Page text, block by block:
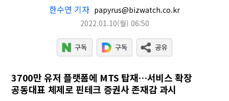
한수연 기자 papyrus@bizwatch.co.kr
2022.01.10(월) 06:50
3700만 유저 플랫폼에 MTS 탑재…서비스 확장
공동대표 체제로 핀테크 증권사 존재감 과시